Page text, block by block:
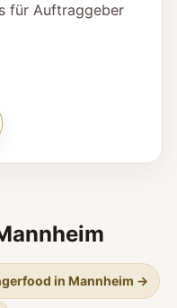
für Auftraggeber
in Mannheim →